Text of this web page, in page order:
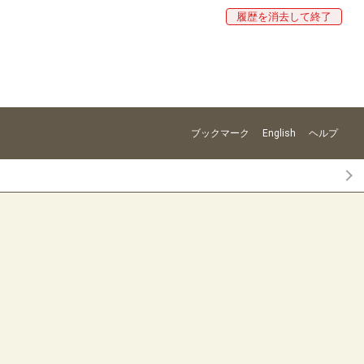
履歴を消去して終了
ブックマーク English ヘルプ